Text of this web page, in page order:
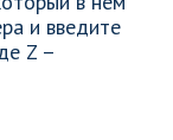
и введите
Z –